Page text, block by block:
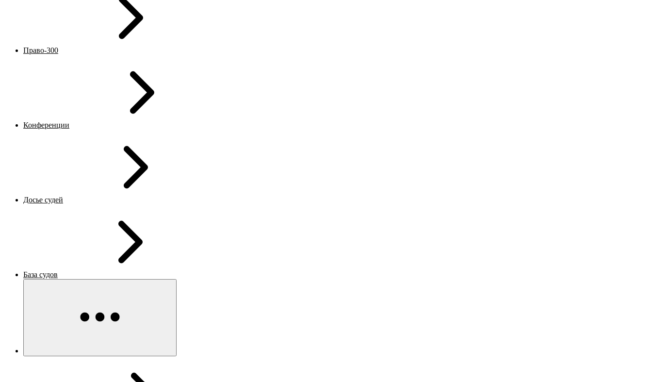
Право-300
Конференции
Досье судей
База судов